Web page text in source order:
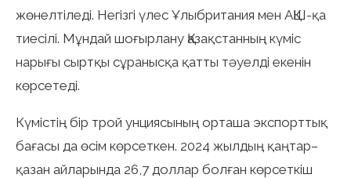
жөнелтіледі. Негізгі үлес Ұлыбритания мен АҚШ-қа
тиесілі. Мұндай шоғырлану Қазақстанның күміс
нарығы сыртқы сұранысқа қатты тәуелді екенін
көрсетеді.
Күмістің бір трой унциясының орташа экспорттық
бағасы да өсім көрсеткен. 2024 жылдың қаңтар–
қазан айларында 26,7 доллар болған көрсеткіш